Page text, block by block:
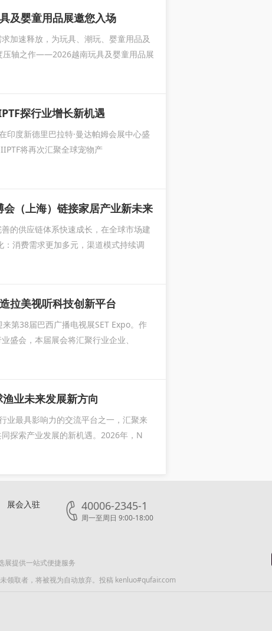
及婴童用品展邀您入场
加速释放，为玩具、潮玩、婴童用品及
压轴之作——2026越南玩具及婴童用品展
探行业增长新机遇
度新德里巴拉特·曼达帕姆会展中心盛
将再次汇聚全球宠物产
（上海）链接家居产业新未来
的供应链体系快速成长，在全球市场建
消费需求更加多元，渠道模式持续调
拉美视听科技创新平台
第38届巴西广播电视展SET Expo。作
盛会，本届展会将汇聚行业企业、
业未来发展新方向
业最具影响力的交流平台之一，汇聚来
探索产业发展的新机遇。2026年，N
展会入驻 40006-2345-1
周一至周日 9:00-18:00
展提供一站式便捷服务
领取者，将被视为自动放弃。投稿 kenluo#qufair.com